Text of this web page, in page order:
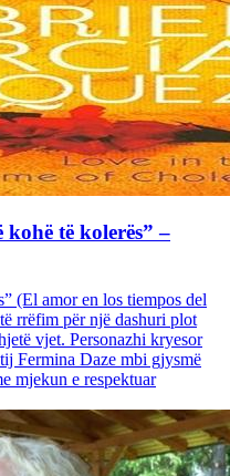
të kolerës” –
(El amor en los tiempos del
rrëfim për një dashuri plot
vjet. Personazhi kryesor
Fermina Daze mbi gjysmë
mjekun e respektuar